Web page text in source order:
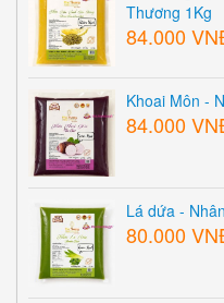
Thương 1Kg
84.000
Khoai Môn -
84.000
Lá dứa -
80.000